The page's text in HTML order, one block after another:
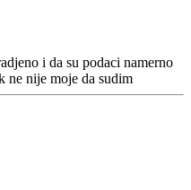
i da su podaci namerno
ne nije moje da sudim